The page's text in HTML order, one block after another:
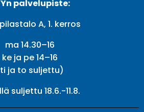
palvelupiste:
A, 1. kerros
ma 14.30–16
ke ja pe 14–16
ja to suljettu)
suljettu 18.6.-11.8.